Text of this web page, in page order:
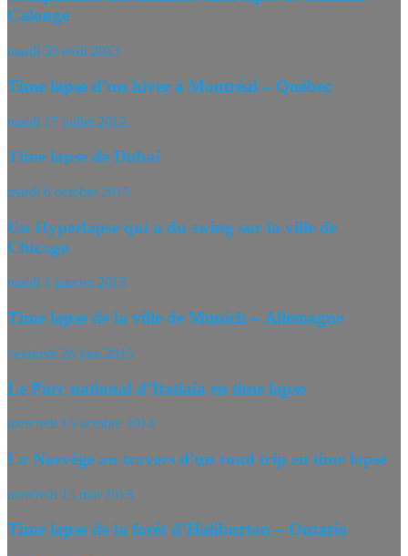
Calonge
mardi 30 avril 2013
Time lapse d’un hiver à Montréal – Québec
mardi 17 juillet 2012
Time lapse de Dubai
mardi 6 octobre 2015
Un Hyperlapse qui a du swing sur la ville de
Chicago
mardi 1 janvier 2013
Time lapse de la ville de Munich – Allemagne
vendredi 26 juin 2015
Le Parc national d’Itatiaia en time lapse
mercredi 15 octobre 2014
La Norvège au travers d’un road trip en time lapse
mercredi 15 mai 2013
Time lapse de la forêt d’Haliburton – Ontario